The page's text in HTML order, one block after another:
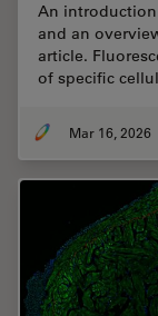
An
and an
article.
of specific
Mar 16, 2026